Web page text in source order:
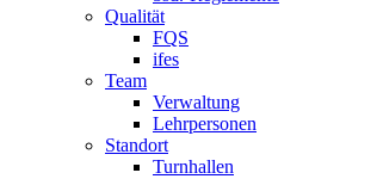
Qualität
FQS
ifes
Team
Verwaltung
Lehrpersonen
Standort
Turnhallen